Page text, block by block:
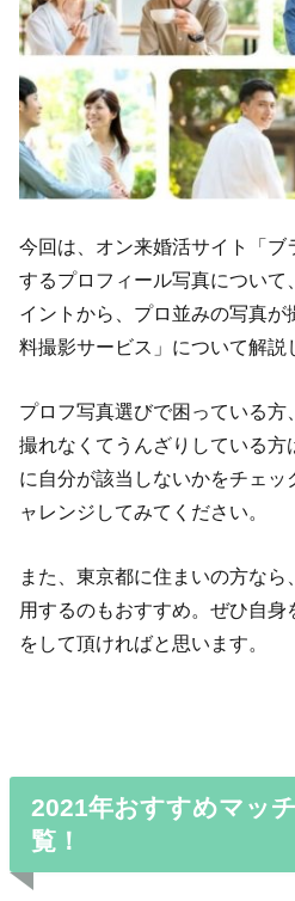
今回は、オン来婚活サイト「
するプロフィール写真について
イントから、プロ並みの写真
料撮影サービス」について解説
プロフ写真選びで困っている
撮れなくてうんざりしている方
に自分が該当しないかをチェッ
ャレンジしてみてください。
また、東京都に住まいの方な
用するのもおすすめ。ぜひ自
をして頂ければと思います。
2021年おすすめマッ
覧！